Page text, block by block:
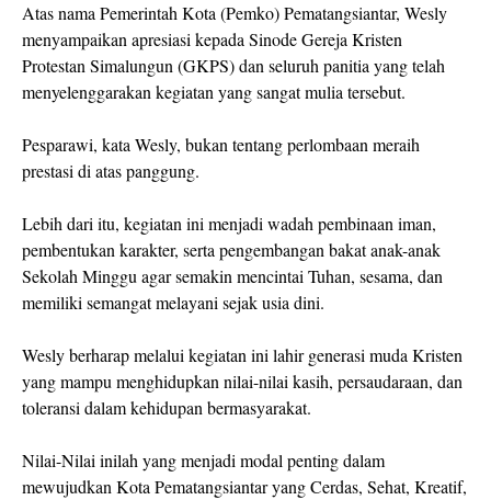
Atas nama Pemerintah Kota (Pemko) Pematangsiantar, Wesly
menyampaikan apresiasi kepada Sinode Gereja Kristen
Protestan Simalungun (GKPS) dan seluruh panitia yang telah
menyelenggarakan kegiatan yang sangat mulia tersebut.
Pesparawi, kata Wesly, bukan tentang perlombaan meraih
prestasi di atas panggung.
Lebih dari itu, kegiatan ini menjadi wadah pembinaan iman,
pembentukan karakter, serta pengembangan bakat anak-anak
Sekolah Minggu agar semakin mencintai Tuhan, sesama, dan
memiliki semangat melayani sejak usia dini.
Wesly berharap melalui kegiatan ini lahir generasi muda Kristen
yang mampu menghidupkan nilai-nilai kasih, persaudaraan, dan
toleransi dalam kehidupan bermasyarakat.
Nilai-Nilai inilah yang menjadi modal penting dalam
mewujudkan Kota Pematangsiantar yang Cerdas, Sehat, Kreatif,